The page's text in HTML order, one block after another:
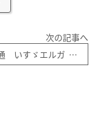
次の記事へ
淡路交通 いすゞエルガ ノンステップバスー 2012年 JB-080